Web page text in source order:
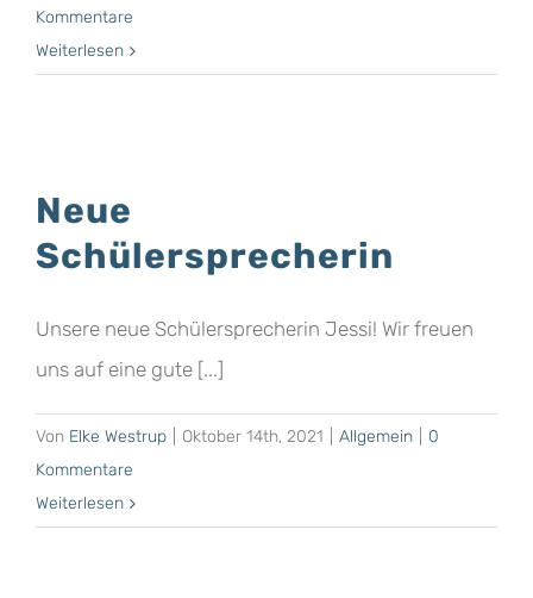
Kommentare
Weiterlesen
Neue
Schülersprecherin
Unsere neue Schülersprecherin Jessi! Wir freuen
uns auf eine gute [...]
Von Elke Westrup Oktober 14th, 2021 Allgemein
0
Kommentare
Weiterlesen